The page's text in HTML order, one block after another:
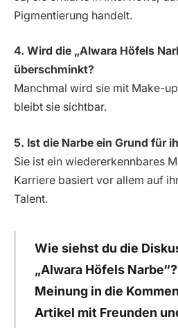
Pigmentierung handelt.
4. Wird die „Alwara Höfels
überschminkt?
Manchmal wird sie mit Make-
bleibt sie sichtbar.
5. Ist die Narbe ein Grund für
Sie ist ein wiedererkennbares
Karriere basiert vor allem auf
Talent.
Wie siehst du die
„Alwara Höfels
Meinung in die
Artikel mit Freunden